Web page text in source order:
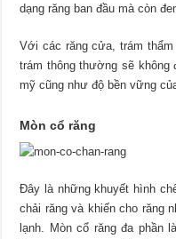
dạng răng ban đầu mà còn
Với các răng cửa, trám
trám thông thường sẽ
mỹ cũng như độ bền vững
Mòn cổ răng
Đây là những khuyết hình
chải răng và khiến cho răng
lạnh. Mòn cổ răng đa phần